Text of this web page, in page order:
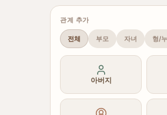
관계 추가
전체 부모 자녀 형/
아버지